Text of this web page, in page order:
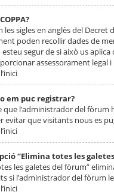
les sigles en anglès del
poden recollir dades de
esteu segur de si això us
assessorament legal
em puc registrar?
que l’administrador del
evitar que visitants nous es
“Elimina totes les
les galetes del fòrum”
si l’administrador del fòrum